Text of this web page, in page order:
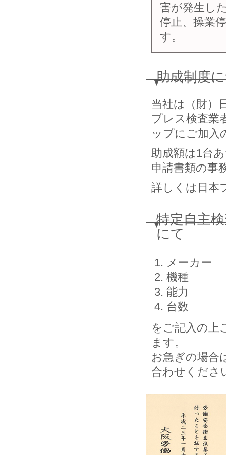
害が発生し
停止、操業
す。
助成制度
当社は（財）
プレス検査業
ップにご加入
助成額は1台
申請書類の事
詳しくは日本
特定自主
にて
メーカー
機種
能力
台数
をご記入の上
ます。
お急ぎの場合
合わせくださ